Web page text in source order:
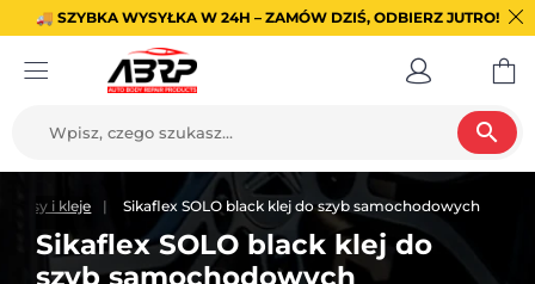
🚚 SZYBKA WYSYŁKA W 24H – ZAMÓW DZIŚ, ODBIERZ JUTRO!
search
Masy i kleje Sikaflex SOLO black klej do szyb samochodowych
Sikaflex SOLO black klej do
szyb samochodowych